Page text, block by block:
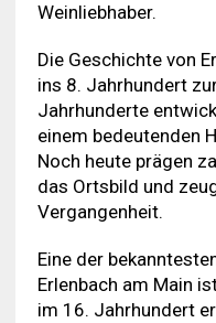
Weinliebhaber.
Die Geschichte von
ins 8. Jahrhundert
Jahrhunderte
einem bedeutenden
Noch heute prägen
das Ortsbild und
Vergangenheit.
Eine der
Erlenbach am Main
im 16. Jahrhundert